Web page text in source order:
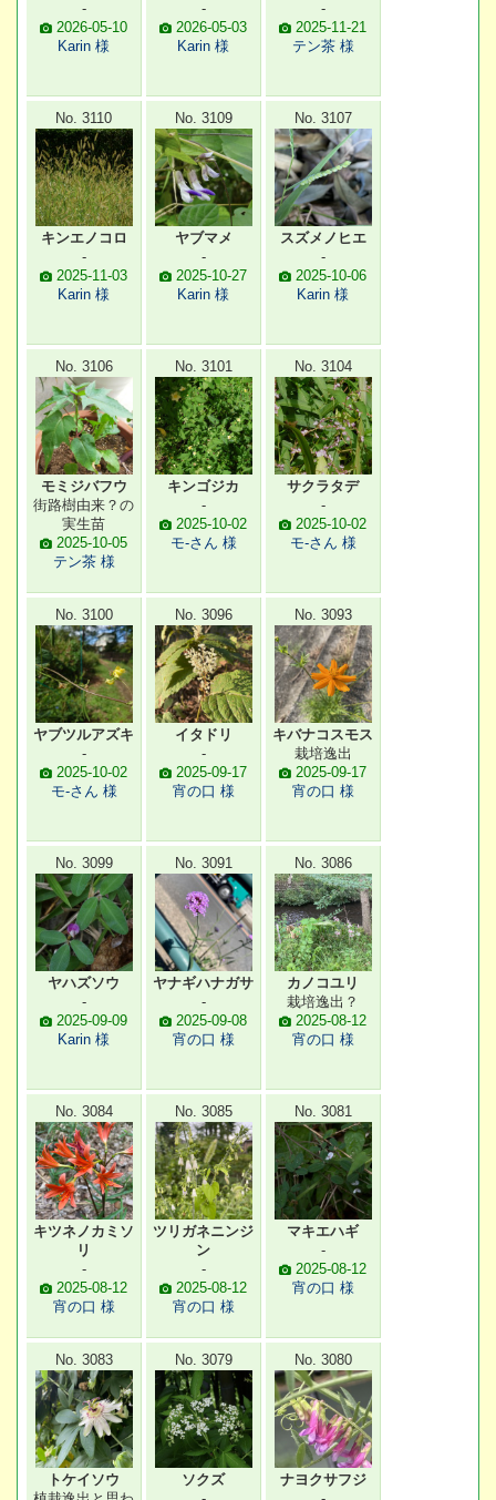
-
2026-05-10
Karin 様
-
2026-05-03
Karin 様
-
2025-11-21
テン茶 様
No. 3110
キンエノコロ
-
2025-11-03
Karin 様
No. 3109
ヤブマメ
-
2025-10-27
Karin 様
No. 3107
スズメノヒエ
-
2025-10-06
Karin 様
No. 3106
モミジバフウ
街路樹由来？の
実生苗
2025-10-05
テン茶 様
No. 3101
キンゴジカ
-
2025-10-02
モ-さん 様
No. 3104
サクラタデ
-
2025-10-02
モ-さん 様
No. 3100
ヤブツルアズキ
-
2025-10-02
モ-さん 様
No. 3096
イタドリ
-
2025-09-17
宵の口 様
No. 3093
キバナコスモス
栽培逸出
2025-09-17
宵の口 様
No. 3099
ヤハズソウ
-
2025-09-09
Karin 様
No. 3091
ヤナギハナガサ
-
2025-09-08
宵の口 様
No. 3086
カノコユリ
栽培逸出？
2025-08-12
宵の口 様
No. 3084
キツネノカミソ
リ
-
2025-08-12
宵の口 様
No. 3085
ツリガネニンジ
ン
-
2025-08-12
宵の口 様
No. 3081
マキエハギ
-
2025-08-12
宵の口 様
No. 3083
トケイソウ
No. 3079
ソクズ
No. 3080
ナヨクサフジ